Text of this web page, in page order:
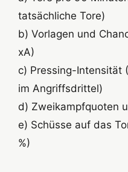
tatsächliche Tore)
b) Vorlagen und
xA)
c) Pressing-Intensität
im Angriffsdrittel)
d) Zweikampfquoten
e) Schüsse auf das
%)